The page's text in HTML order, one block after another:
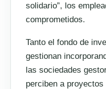
solidario”, los
comprometidos.
Tanto el fondo de
gestionan
las sociedades
perciben a